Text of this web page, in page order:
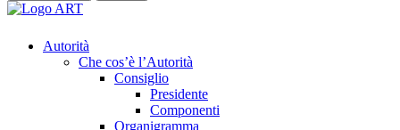
Autorità
Che cos’è l’Autorità
Consiglio
Presidente
Componenti
Organigramma